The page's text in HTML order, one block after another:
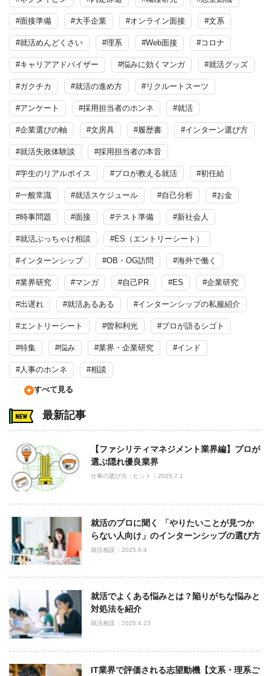
#面接準備 #大手企業 #オンライン面接 #文系
#就活めんどくさい #理系 #Web面接 #コロナ
#キャリアアドバイザー #悩みに効くマンガ #就活グッズ
#ガクチカ #就活の進め方 #リクルートスーツ
#アンケート #採用担当者のホンネ #就活
#企業選びの軸 #文房具 #履歴書 #インターン選び方
#就活失敗体験談 #採用担当者の本音
#学生のリアルボイス #プロが教える就活 #初任給
#一般常識 #就活スケジュール #自己分析 #お金
#時事問題 #面接 #テスト準備 #新社会人
#就活ぶっちゃけ相談 #ES（エントリーシート）
#インターンシップ #OB・OG訪問 #海外で働く
#業界研究 #マンガ #自己PR #ES #企業研究
#出遅れ #就活あるある #インターンシップの私服紹介
#エントリーシート #曽和利光 #プロが語るシゴト
#特集 #悩み #業界・企業研究 #インド
#人事のホンネ #相談
すべて見る
最新記事
【ファシリティマネジメント業界編】プロが
選ぶ隠れ優良業界
仕事の選び方・ヒント 2025.7.1
就活のプロに聞く 「やりたいことが見つか
らない人向け」のインターンシップの選び方
就活相談 2025.6.4
就活でよくある悩みとは？陥りがちな悩みと
対処法を紹介
就活相談 2025.4.23
IT業界で評価される志望動機【文系・理系ご